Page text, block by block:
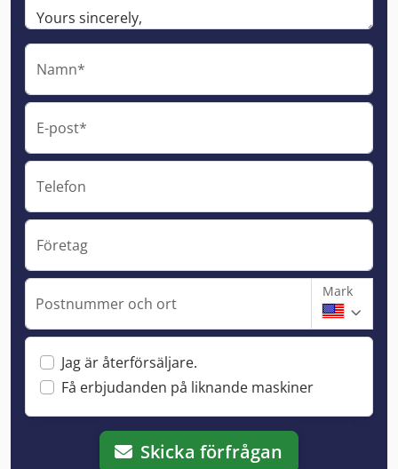
Namn*
E-post*
Telefon
Företag
Postnummer och ort
Mark
Jag är återförsäljare.
Få erbjudanden på liknande maskiner
Skicka förfrågan